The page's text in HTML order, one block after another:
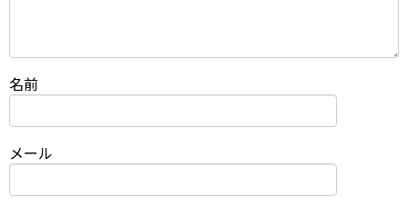
名前
メール